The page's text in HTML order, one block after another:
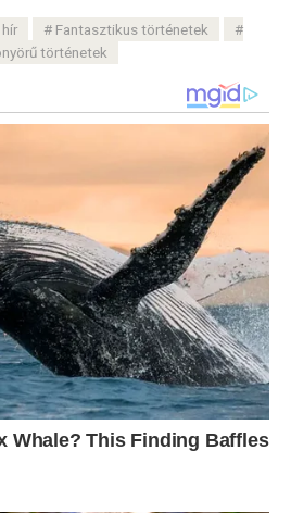
Fantasztikus történetek
történetek